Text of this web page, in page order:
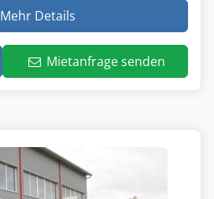
Mehr Details
Mietanfrage senden